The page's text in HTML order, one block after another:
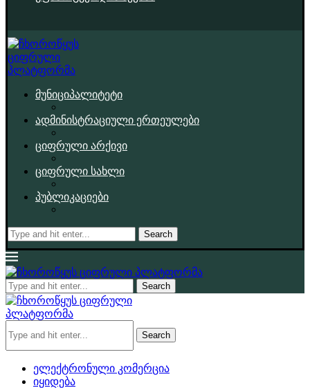
მუნიციპალიტეტი
ადმინისტრაციული ერთეულები
ციფრული არქივი
ციფრული სახლი
პუბლიკაციები
Search
Search
Search
ელექტრონული კომერცია
იყიდება